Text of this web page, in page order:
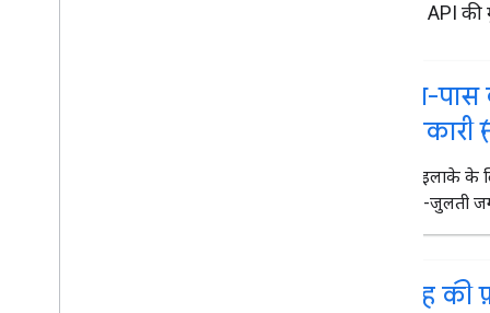
Places API
आस-पास
जानकारी
किसी इलाके
मिलती-जुलती
जगह की